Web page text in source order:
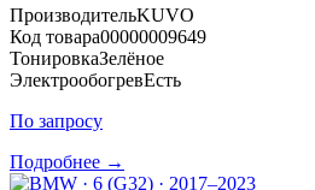
ПроизводительKUVO
Код товара00000009649
ТонировкаЗелёное
ЭлектрообогревЕсть
По запросу
Подробнее →